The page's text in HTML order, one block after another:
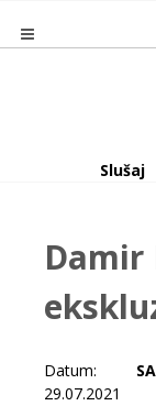
Slušaj
Damir
Datum:
29.07.2021